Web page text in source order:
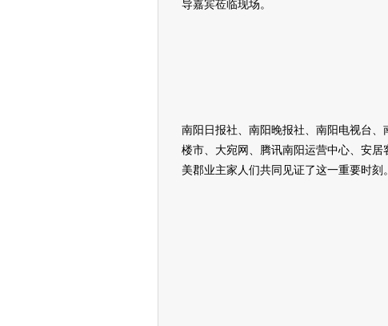
导嘉宾莅临现场。
南阳日报社、南阳晚报社、南阳电视台
楼市、大宛网、腾讯南阳运营中心、安
美郡业主家人们共同见证了这一重要时刻。